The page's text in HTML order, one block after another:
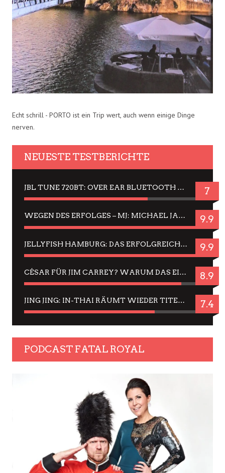
Echt schrill - PORTO ist ein Trip wert, auch wenn einige Dinge
nerven.
NEUESTE TESTBERICHTE
JBL TUNE 720BT: OVER EAR BLUETOOTH KOPFHÖRER UM DIE 50,-€ IM DAUER-TEST 7
WEGEN DES ERFOLGES – MJ: MICHAEL JACKSON MUSICAL IN EINER MATINEE SEHEN 9.9
JELLYFISH HAMBURG: DAS ERFOLGREICHE SOMMER-MENÜ 2025 IN GEFÜHLEN UND BILDERN 9.9
CÉSAR FÜR JIM CARREY? WARUM DAS EINER DER NERVIGSTEN ACTORS IST UND BLEIBT 8.9
JING JING: IN-THAI RÄUMT WIEDER TITEL AB – EIN ZWEI-STUNDEN-ERLEBNISBERICHT 7.4
PODCAST FATAL ROYAL